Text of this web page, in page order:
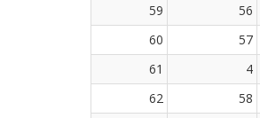
59
56
60
57
61
4
62
58